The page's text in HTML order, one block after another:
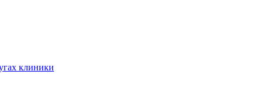
клиники